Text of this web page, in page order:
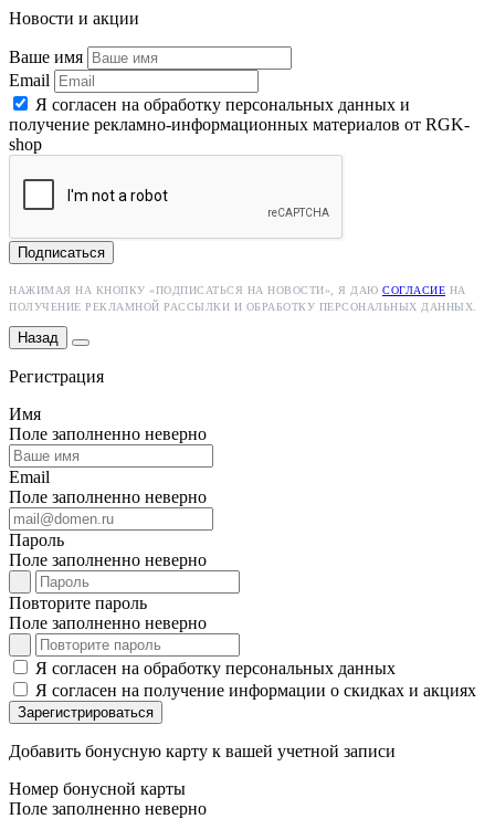
Новости и акции
Ваше имя
Email
Я согласен на обработку персональных данных и
получение рекламно-информационных материалов от RGK-
shop
Подписаться
НАЖИМАЯ НА КНОПКУ «ПОДПИСАТЬСЯ НА НОВОСТИ», Я ДАЮ СОГЛАСИЕ НА
ПОЛУЧЕНИЕ РЕКЛАМНОЙ РАССЫЛКИ И ОБРАБОТКУ ПЕРСОНАЛЬНЫХ ДАННЫХ.
Назад
Регистрация
Имя
Поле заполненно неверно
Email
Поле заполненно неверно
Пароль
Поле заполненно неверно
Повторите пароль
Поле заполненно неверно
Я согласен на обработку персональных данных
Я согласен на получение информации о скидках и акциях
Зарегистрироваться
Добавить бонусную карту к вашей учетной записи
Номер бонусной карты
Поле заполненно неверно